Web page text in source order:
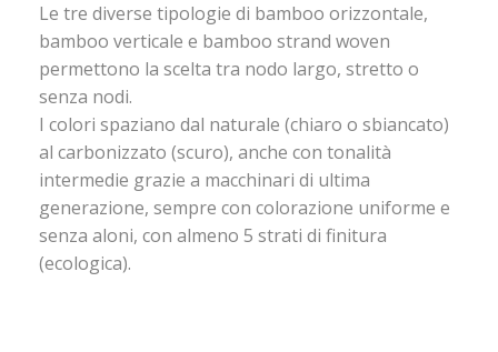
Le tre diverse tipologie di bamboo orizzontale,
bamboo verticale e bamboo strand woven
permettono la scelta tra nodo largo, stretto o
senza nodi.
I colori spaziano dal naturale (chiaro o sbiancato)
al carbonizzato (scuro), anche con tonalità
intermedie grazie a macchinari di ultima
generazione, sempre con colorazione uniforme e
senza aloni, con almeno 5 strati di finitura
(ecologica).